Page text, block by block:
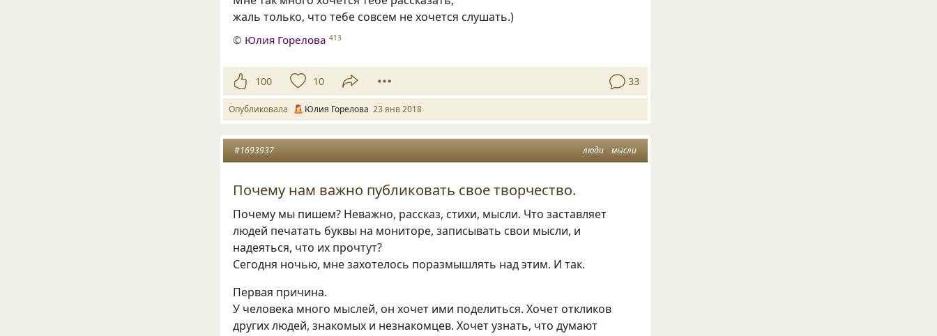
жаль только, что тебе совсем не хочется слушать.)
© Юлия Горелова 413
100 10 33
Опубликовала Юлия Горелова 23 янв 2018
люди мысли
#1693937
Почему нам важно публиковать свое творчество.
Почему мы пишем? Неважно, рассказ, стихи, мысли. Что заставляет
людей печатать буквы на мониторе, записывать свои мысли, и
надеяться, что их прочтут?
Сегодня ночью, мне захотелось поразмышлять над этим. И так.
Первая причина.
У человека много мыслей, он хочет ими поделиться. Хочет откликов
других людей, знакомых и незнакомцев. Хочет узнать, что думают